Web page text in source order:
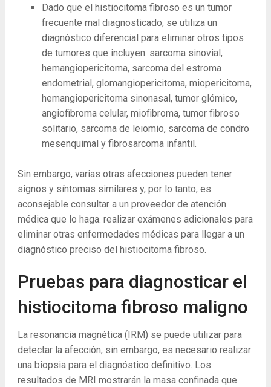
Dado que el histiocitoma fibroso es un tumor
frecuente mal diagnosticado, se utiliza un
diagnóstico diferencial para eliminar otros tipos
de tumores que incluyen: sarcoma sinovial,
hemangiopericitoma, sarcoma del estroma
endometrial, glomangiopericitoma, miopericitoma,
hemangiopericitoma sinonasal, tumor glómico,
angiofibroma celular, miofibroma, tumor fibroso
solitario, sarcoma de leiomio, sarcoma de condro
mesenquimal y fibrosarcoma infantil.
Sin embargo, varias otras afecciones pueden tener
signos y síntomas similares y, por lo tanto, es
aconsejable consultar a un proveedor de atención
médica que lo haga. realizar exámenes adicionales para
eliminar otras enfermedades médicas para llegar a un
diagnóstico preciso del histiocitoma fibroso.
Pruebas para diagnosticar el
histiocitoma fibroso maligno
La resonancia magnética (IRM) se puede utilizar para
detectar la afección, sin embargo, es necesario realizar
una biopsia para el diagnóstico definitivo. Los
resultados de MRI mostrarán la masa confinada que